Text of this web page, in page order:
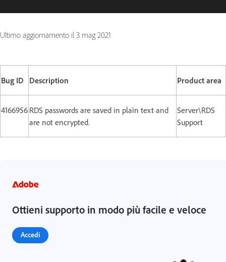
Ultimo aggiornamento il 3 mag 2021
Bug ID Description Product area
4166956 RDS passwords are saved in plain text and
are not encrypted.
Server\RDS
Support
Ottieni supporto in modo più facile e veloce
Accedi